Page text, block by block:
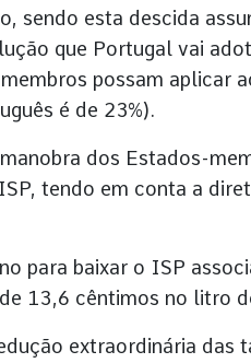
sendo esta descida
que Portugal vai
possam aplicar
é de 23%).
dos Estados-
tendo em conta a
para baixar o ISP
13,6 cêntimos no litro
extraordinária das